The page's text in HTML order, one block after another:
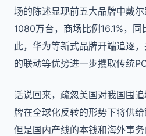
场的陈述显现前五大品牌中戴
1080万台，商场比例16.1%，
此，华为等新式品牌开端追逐
的联动等优势进一步攫取传统
话说回来，疏忽美国对我国围
牌在全球化反转的形势下将供给
但是国内产线的本钱和海外事